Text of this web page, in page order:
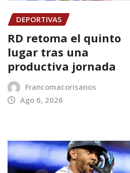
DEPORTIVAS
RD retoma el quinto
lugar tras una
productiva jornada
Francomacorisanos
Ago 6, 2026